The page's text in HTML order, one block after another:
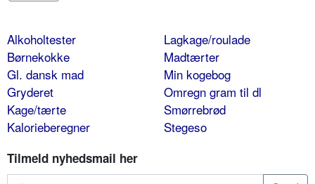
Alkoholtester
Børnekokke
Gl. dansk mad
Gryderet
Kage/tærte
Kalorieberegner
Lagkage/roulade
Madtærter
Min kogebog
Omregn gram til dl
Smørrebrød
Stegeso
Tilmeld nyhedsmail her